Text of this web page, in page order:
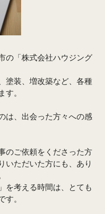
の「株式会社ハウジング
塗装、増改築など、各種
す。
は、出会った方々への感
のご依頼をくださった方
いただいた方にも、あり
を考える時間は、とても
す。